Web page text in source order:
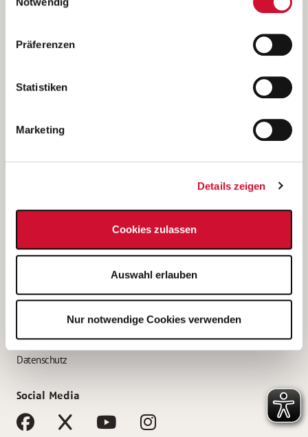
Sie der Speicherung sämtlicher Cookies zu. Sie können
Ihre Einwilligung selbstverständlich jederzeit widerrufen,
indem Sie die Cookie-Einstellungen aufrufen und diese
unsererDatenschutzerklärung
Präferenzen
Statistiken
Marketing
Details zeigen
Cookies zulassen
Auswahl erlauben
Nur notwendige Cookies verwenden
Kantstraße 45a
(Ein Tochterunternehmen des AWO Bezirksverbandes Unterfranken
e.V.)
Bewerbung als Altenpflegehelfer*in
Bewerbung als Erzieher*in
AWO Gliederungen nach Bundesland
Impressum
Datenschutz
Social Media